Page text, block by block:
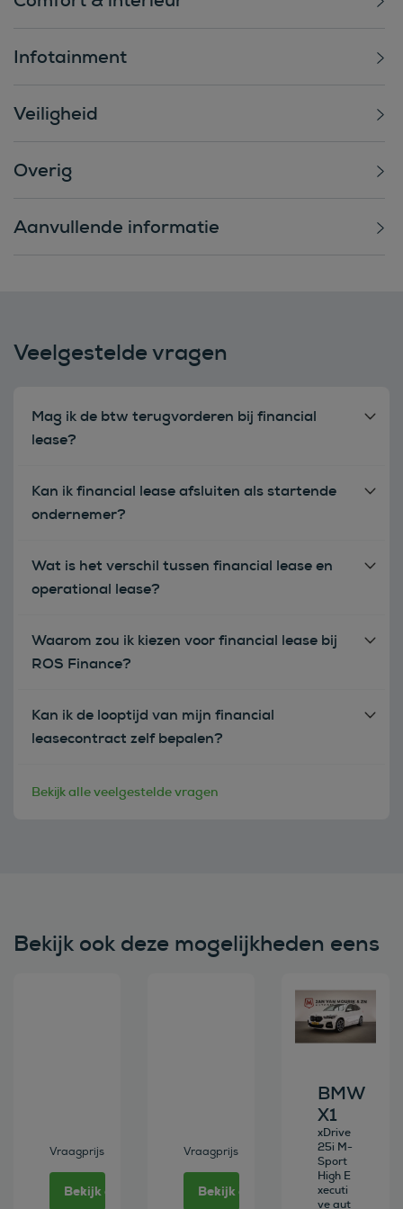
Infotainment
Veiligheid
Overig
Aanvullende informatie
Veelgestelde vragen
Mag ik de btw terugvorderen bij financial
lease?
Kan ik financial lease afsluiten als startende
ondernemer?
Wat is het verschil tussen financial lease en
operational lease?
Waarom zou ik kiezen voor financial lease bij
ROS Finance?
Kan ik de looptijd van mijn financial
leasecontract zelf bepalen?
Bekijk alle veelgestelde vragen
Bekijk ook deze mogelijkheden eens
Vraagprijs
Bekijk deze auto
Vraagprijs
Bekijk deze auto
Bekijk deze
BMW
X1
xDrive
25i M-
Sport
High E
xecuti
ve aut